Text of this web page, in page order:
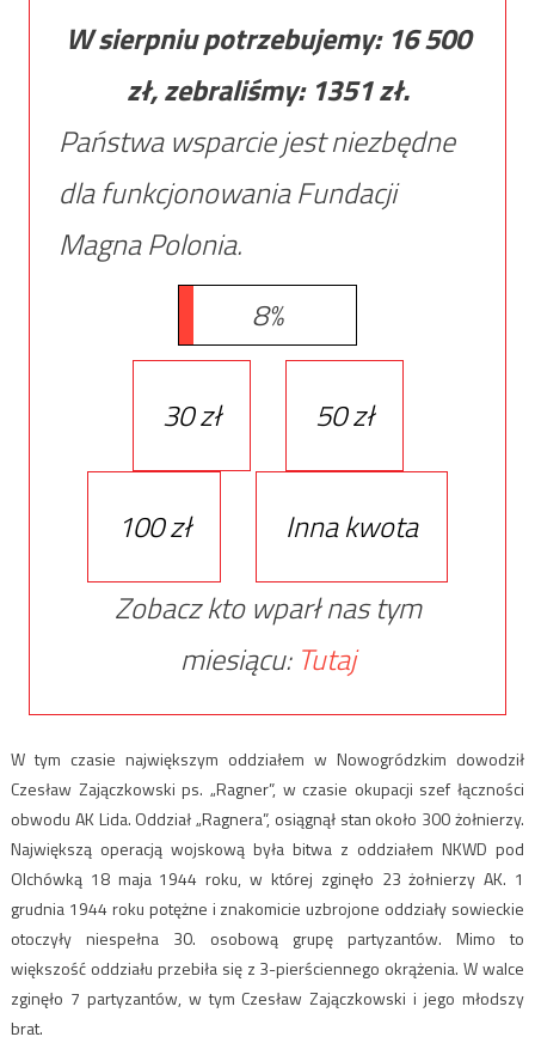
W sierpniu potrzebujemy: 16 500
zł, zebraliśmy: 1351zł.
Państwa wsparcie jest niezbędne
dla funkcjonowania Fundacji
Magna Polonia.
8%
30 zł 50 zł
100 zł
Inna kwota
Zobacz kto wparł nas tym
miesiącu: Tutaj
W tym czasie największym oddziałem w Nowogródzkim dowodził
Czesław Zajączkowski ps. „Ragner”, w czasie okupacji szef łączności
obwodu AK Lida. Oddział „Ragnera”, osiągnął stan około 300 żołnierzy.
Największą operacją wojskową była bitwa z oddziałem NKWD pod
Olchówką 18 maja 1944 roku, w której zginęło 23 żołnierzy AK. 1
grudnia 1944 roku potężne i znakomicie uzbrojone oddziały sowieckie
otoczyły niespełna 30. osobową grupę partyzantów. Mimo to
większość oddziału przebiła się z 3-pierściennego okrążenia. W walce
zginęło 7 partyzantów, w tym Czesław Zajączkowski i jego młodszy
brat.